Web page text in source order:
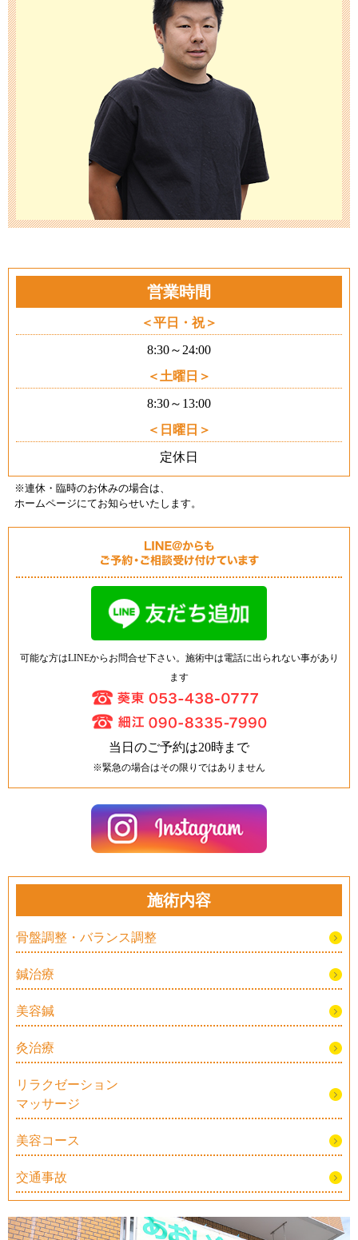
営業時間
平日・祝
8:30～24:00
土曜日
8:30～13:00
日曜日
定休日
※連休・臨時のお休みの場合は、
ホームページにてお知らせいたします 。
可能な方はLINEからお問合せ下さい。施術中は電話に出られない事があり
ます
当日のご予約は20時まで
※緊急の場合はその限りではありません
施術内容
骨盤調整・バランス調整
鍼治療
美容鍼
灸治療
リラクゼーション
マッサージ
美容コース
交通事故